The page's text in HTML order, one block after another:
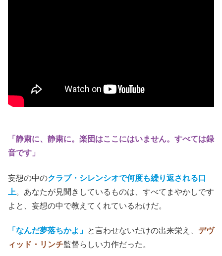
「静粛に、静粛に。楽団はここにはいません。すべては録
音です」
妄想の中のクラブ・シレンシオで何度も繰り返される口
上。あなたが見聞きしているものは、すべてまやかしです
よと、妄想の中で教えてくれているわけだ。
「 なんだ夢落ちかよ」 と言わせないだけの出来栄え、 デヴ
ィッド・リンチ監督らしい力作だった。